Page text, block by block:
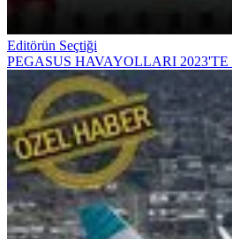
Editörün Seçtiği
PEGASUS HAVAYOLLARI